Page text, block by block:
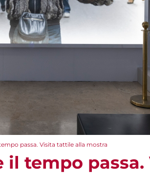
passa. Visita tattile alla mostra
il tempo